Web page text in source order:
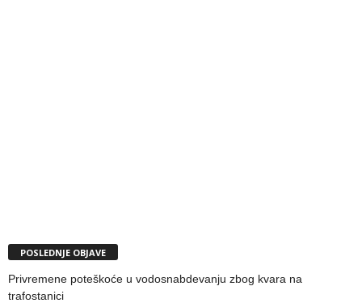
POSLEDNJE OBJAVE
Privremene poteškoće u vodosnabdevanju zbog kvara na
trafostanici